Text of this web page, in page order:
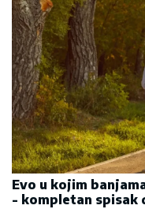
Evo u kojim
- kompletan spisak